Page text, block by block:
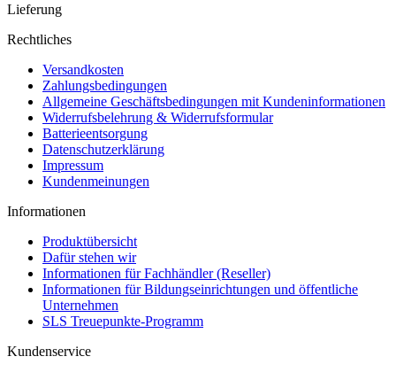
Lieferung
Rechtliches
Versandkosten
Zahlungsbedingungen
Allgemeine Geschäftsbedingungen mit Kundeninformationen
Widerrufsbelehrung & Widerrufsformular
Batterieentsorgung
Datenschutzerklärung
Impressum
Kundenmeinungen
Informationen
Produktübersicht
Dafür stehen wir
Informationen für Fachhändler (Reseller)
Informationen für Bildungseinrichtungen und öffentliche
Unternehmen
SLS Treuepunkte-Programm
Kundenservice